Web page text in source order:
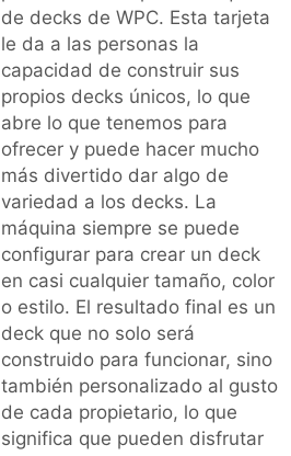
de decks de WPC. Esta tarjeta
le da a las personas la
capacidad de construir sus
propios decks únicos, lo que
abre lo que tenemos para
ofrecer y puede hacer mucho
más divertido dar algo de
variedad a los decks. La
máquina siempre se puede
configurar para crear un deck
en casi cualquier tamaño, color
o estilo. El resultado final es un
deck que no solo será
construido para funcionar, sino
también personalizado al gusto
de cada propietario, lo que
significa que pueden disfrutar